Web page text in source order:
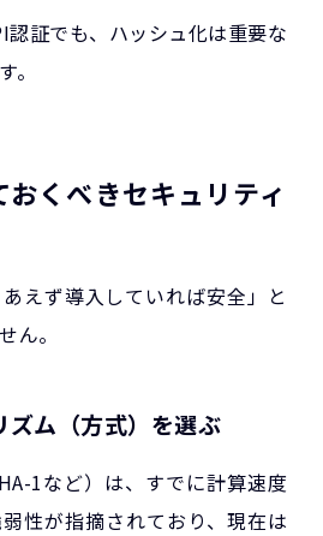
認証でも、ハッシュ化は重要な
。
くべきセキュリティ
えず導入していれば安全」と
ん。
ズム（方式）を選ぶ
1など）は、すでに計算速度
性が指摘されており、現在は